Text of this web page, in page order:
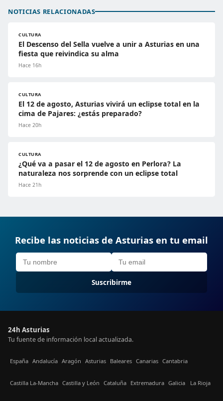
NOTICIAS RELACIONADAS
CULTURA
El Descenso del Sella vuelve a unir a Asturias en una
fiesta que reivindica su alma
Hace 16h
CULTURA
El 12 de agosto, Asturias vivirá un eclipse total en la
cima de Pajares: ¿estás preparado?
Hace 20h
CULTURA
¿Qué va a pasar el 12 de agosto en Perlora? La
naturaleza nos sorprende con un eclipse total
Hace 21h
Recibe las noticias de Asturias en tu email
Suscribirme
24h Asturias
Tu fuente de información local actualizada.
España Andalucía Aragón Asturias Baleares Canarias Cantabria
Castilla La-Mancha Castilla y León Cataluña Extremadura Galicia La Rioja